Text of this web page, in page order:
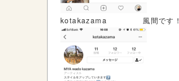
kotakazama 風間です！